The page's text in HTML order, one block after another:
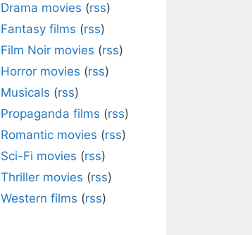
Drama movies (rss)
Fantasy films (rss)
Film Noir movies (rss)
Horror movies (rss)
Musicals (rss)
Propaganda films (rss)
Romantic movies (rss)
Sci-Fi movies (rss)
Thriller movies (rss)
Western films (rss)